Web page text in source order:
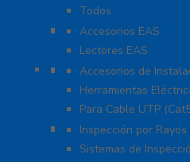
Todos
Protección Contra
Accesorios EAS
Lectores EAS
Herramientas
Accesorios de
Herramientas
Para Cable UTP
Inspección por
Inspección por
Sistemas de